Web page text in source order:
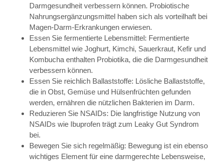
Darmgesundheit verbessern können. Probiotische
Nahrungsergänzungsmittel haben sich als vorteilhaft bei
Magen-Darm-Erkrankungen erwiesen.
Essen Sie fermentierte Lebensmittel: Fermentierte
Lebensmittel wie Joghurt, Kimchi, Sauerkraut, Kefir und
Kombucha enthalten Probiotika, die die Darmgesundheit
verbessern können.
Essen Sie reichlich Ballaststoffe: Lösliche Ballaststoffe,
die in Obst, Gemüse und Hülsenfrüchten gefunden
werden, ernähren die nützlichen Bakterien im Darm.
Reduzieren Sie NSAIDs: Die langfristige Nutzung von
NSAIDs wie Ibuprofen trägt zum Leaky Gut Syndrom
bei.
Bewegen Sie sich regelmäßig: Bewegung ist ein ebenso
wichtiges Element für eine darmgerechte Lebensweise,